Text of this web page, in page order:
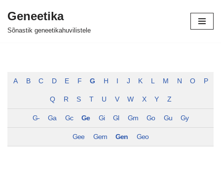
Skip
Geneetika
Sõnastik geneetikahuvilistele
A B C D E F G H J K L M N O P
Q R S T U V W X Y Z
G- Ga Gc Ge Gi Gl Gm Go Gu Gy
Gee Gem Gen Geo